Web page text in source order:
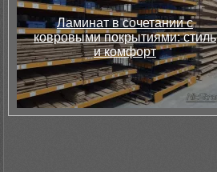
Ламинат в сочетании с
ковровыми покрытиями: стиль
и комфорт